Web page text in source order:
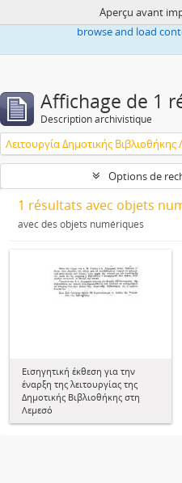
This website uses cookies to
browse and load
Aperçu avant
Affichage de 1
Description archivistique
Options de
1 résultats avec objets
avec des objets numériques
Εισηγητική έκθεση για την
έναρξη της λειτουργίας της
Δημοτικής Βιβλιοθήκης στη
Λεμεσό